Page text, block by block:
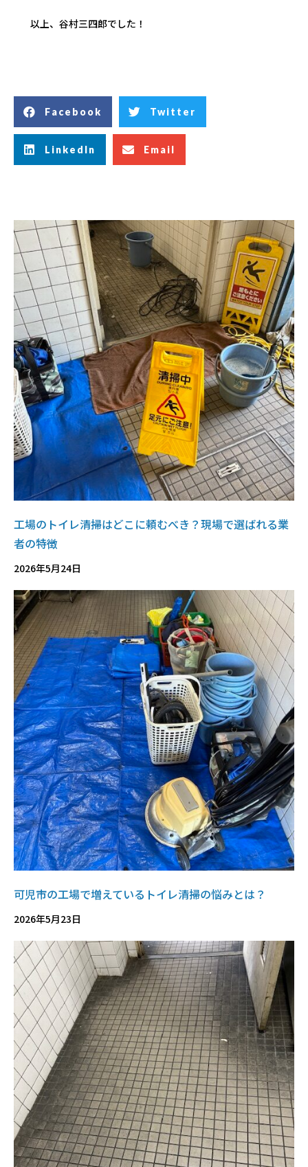
以上、谷村三四郎でした！
Facebook Twitter
LinkedIn Email
工場のトイレ清掃はどこに頼むべき？現場で選ばれる業
者の特徴
2026年5月24日
可児市の工場で増えているトイレ清掃の悩みとは？
2026年5月23日